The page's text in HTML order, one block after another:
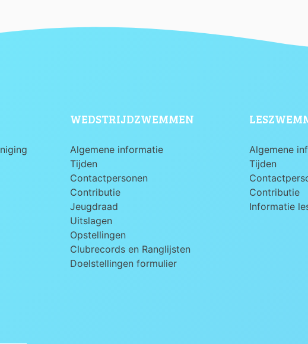
WEDSTRIJDZWEMMEN
Algemene informatie
Tijden
Contactpersonen
Contributie
Jeugdraad
Uitslagen
Opstellingen
Clubrecords en Ranglijsten
Doelstellingen formulier
Algemene
Tijden
Contributie
Informatie